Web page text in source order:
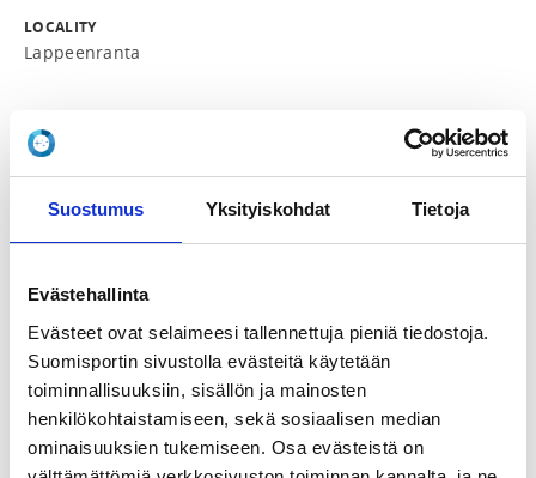
Suostumus Yksityiskohdat Tietoja
Evästehallinta
Evästeet ovat selaimeesi tallennettuja pieniä tiedostoja.
Suomisportin sivustolla evästeitä käytetään
toiminnallisuuksiin, sisällön ja mainosten
henkilökohtaistamiseen, sekä sosiaalisen median
ominaisuuksien tukemiseen. Osa evästeistä on
LOCALITY
Lappeenranta
Purjehdus
REGISTRATION PERIOD
Tu 17.2.2026 at 00:00 - Tu 4.8.2026 at 20:00
PRICE
Kurssimaksu 95,00 € -
Kurssimaksu sisältää veneen käytön, koulutuksen sekä
pelastusliivien käytön koko kurssin ajan
ADDITIONAL INFORMATION